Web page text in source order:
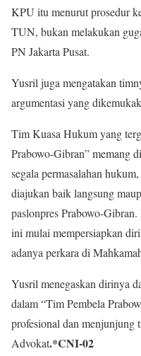
KPU itu menurut prosedur
TUN, bukan melakukan
PN Jakarta Pusat.
Yusril juga mengatakan
argumentasi yang
Tim Kuasa Hukum yang
Prabowo-Gibran” memang
segala permasalahan
diajukan baik langsung
paslonpres Prabowo-
ini mulai mempersiapkan
adanya perkara di
Yusril menegaskan dirinya
dalam “Tim Pembela
profesional dan
Advokat.*CNI-02